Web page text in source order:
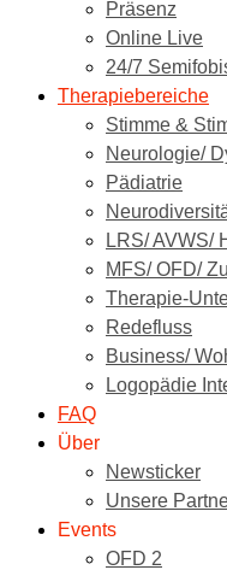
Präsenz
Online Live
24/7
Therapiebereiche
Stimme &
Neurologie/
Pädiatrie
LRS/ AVWS/
MFS/ OFD/
Therapie-
Redefluss
Business/
Logopädie
FAQ
Über
Newsticker
Unsere
Events
OFD 2